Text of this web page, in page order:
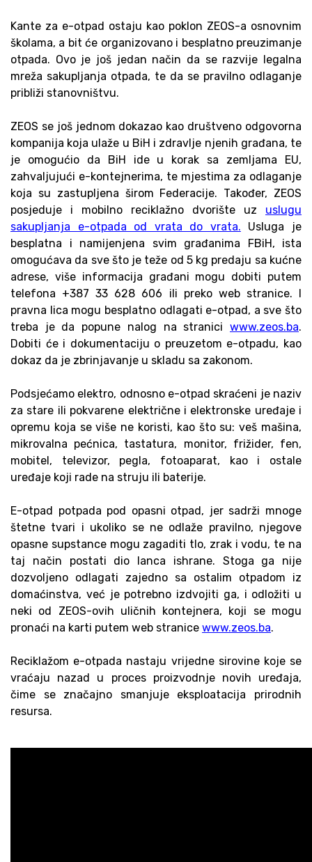
Kante za e-otpad ostaju kao poklon ZEOS-a osnovnim
školama, a bit će organizovano i besplatno preuzimanje
otpada. Ovo je još jedan način da se razvije legalna
mreža sakupljanja otpada, te da se pravilno odlaganje
približi stanovništvu.
ZEOS se još jednom dokazao kao društveno odgovorna
kompanija koja ulaže u BiH i zdravlje njenih građana, te
je omogućio da BiH ide u korak sa zemljama EU,
zahvaljujući e-kontejnerima, te mjestima za odlaganje
koja su zastupljena širom Federacije. Također, ZEOS
posjeduje i mobilno reciklažno dvorište uz uslugu
sakupljanja e-otpada od vrata do vrata. Usluga je
besplatna i namijenjena svim građanima FBiH, ista
omogućava da sve što je teže od 5 kg predaju sa kućne
adrese, više informacija građani mogu dobiti putem
telefona +387 33 628 606 ili preko web stranice. I
pravna lica mogu besplatno odlagati e-otpad, a sve što
treba je da popune nalog na stranici www.zeos.ba.
Dobiti će i dokumentaciju o preuzetom e-otpadu, kao
dokaz da je zbrinjavanje u skladu sa zakonom.
Podsjećamo elektro, odnosno e-otpad skraćeni je naziv
za stare ili pokvarene električne i elektronske uređaje i
opremu koja se više ne koristi, kao što su: veš mašina,
mikrovalna pećnica, tastatura, monitor, frižider, fen,
mobitel, televizor, pegla, fotoaparat, kao i ostale
uređaje koji rade na struju ili baterije.
E-otpad potpada pod opasni otpad, jer sadrži mnoge
štetne tvari i ukoliko se ne odlaže pravilno, njegove
opasne supstance mogu zagaditi tlo, zrak i vodu, te na
taj način postati dio lanca ishrane. Stoga ga nije
dozvoljeno odlagati zajedno sa ostalim otpadom iz
domaćinstva, već je potrebno izdvojiti ga, i odložiti u
neki od ZEOS-ovih uličnih kontejnera, koji se mogu
pronaći na karti putem web stranice www.zeos.ba.
Reciklažom e-otpada nastaju vrijedne sirovine koje se
vraćaju nazad u proces proizvodnje novih uređaja,
čime se značajno smanjuje eksploatacija prirodnih
resursa.